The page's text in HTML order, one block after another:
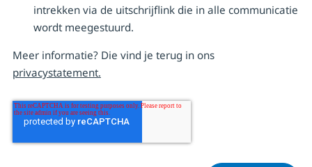
intrekken via de uitschrijflink die in alle communicatie
wordt meegestuurd.
Meer informatie? Die vind je terug in ons
privacystatement.